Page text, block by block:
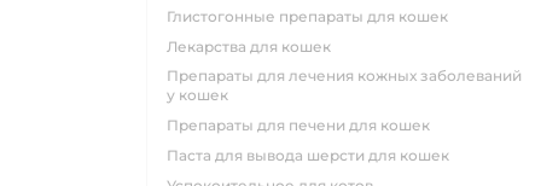
глистогонные препараты для кошек
лекарства для кошек
препараты для лечения кожных заболеваний
у кошек
препараты для печени для кошек
паста для вывода шерсти для кошек